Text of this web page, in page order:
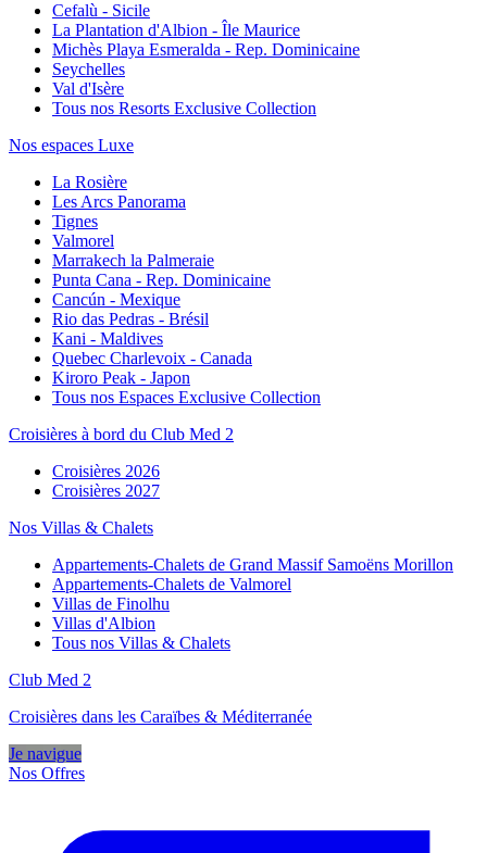
Cefalù - Sicile
La Plantation d'Albion - Île Maurice
Michès Playa Esmeralda - Rep. Dominicaine
Seychelles
Val d'Isère
Tous nos Resorts Exclusive Collection
Nos espaces Luxe
La Rosière
Les Arcs Panorama
Tignes
Valmorel
Marrakech la Palmeraie
Punta Cana - Rep. Dominicaine
Cancún - Mexique
Rio das Pedras - Brésil
Kani - Maldives
Quebec Charlevoix - Canada
Kiroro Peak - Japon
Tous nos Espaces Exclusive Collection
Croisières à bord du Club Med 2
Croisières 2026
Croisières 2027
Nos Villas & Chalets
Appartements-Chalets de Grand Massif Samoëns Morillon
Appartements-Chalets de Valmorel
Villas de Finolhu
Villas d'Albion
Tous nos Villas & Chalets
Club Med 2
Croisières dans les Caraïbes & Méditerranée
Je navigue
Nos Offres